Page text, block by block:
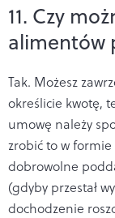
11. Czy
alimentów
Tak. Możesz
określicie kwotę,
umowę należy
zrobić to w
dobrowolne
(gdyby przestał
dochodzenie